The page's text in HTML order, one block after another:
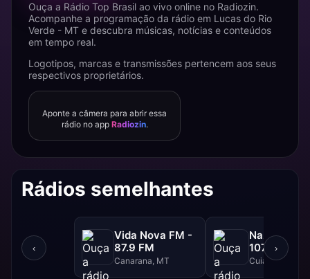
Ouça a Rádio Top Brasil ao vivo online no Radiozin.
Acompanhe a programação da rádio em Lucas do Rio
Verde - MT e descubra músicas, notícias e conteúdos
em tempo real.
Logotipos, marcas e transmissões pertencem aos seus
respectivos proprietários.
Aponte a câmera para abrir essa
rádio no app Radiozin.
Rádios semelhantes
‹
Vida Nova FM -
87.9 FM
Canarana, MT
Nazareno
107.9 FM
Cuiabá, MT
›